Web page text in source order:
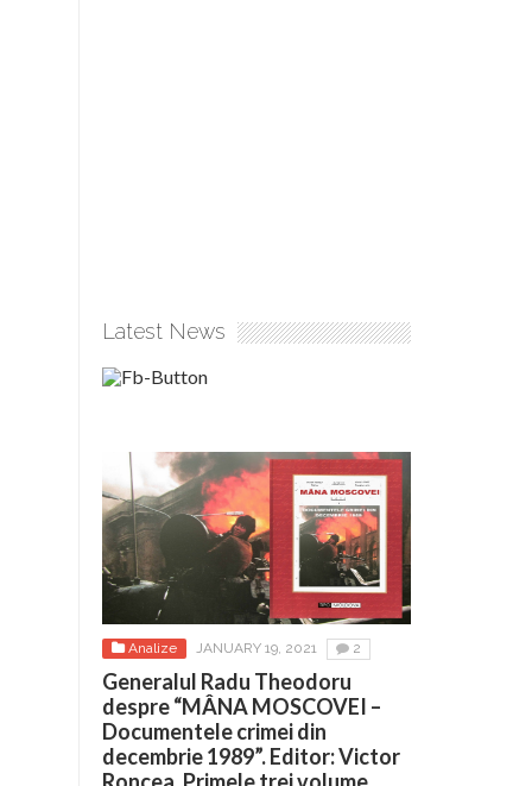
Latest News
Analize JANUARY 19, 2021 2
Generalul Radu Theodoru
despre “MÂNA MOSCOVEI –
Documentele crimei din
decembrie 1989”. Editor: Victor